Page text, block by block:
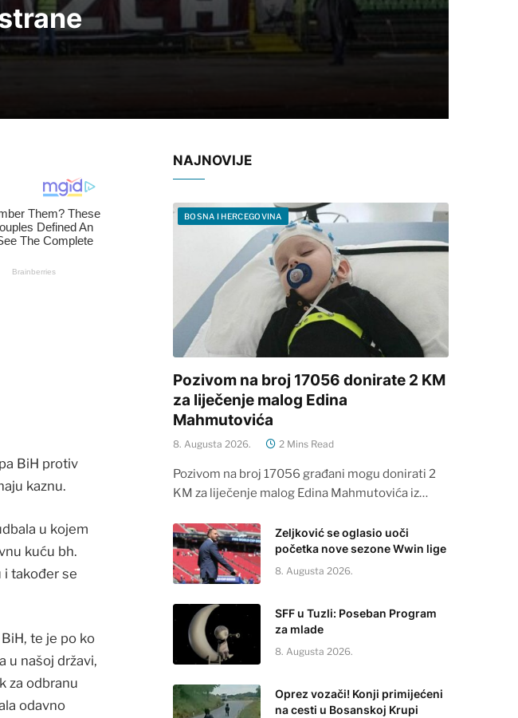
BiH protiv
kaznu.
u kojem
kuću bh.
i također se
te je po ko
u našoj državi,
za odbranu
odavno
NAJNOVIJE
BOSNA I HERCEGOVINA
Pozivom na broj 17056 donirate 2 KM
za liječenje malog Edina
Mahmutovića
8. Augusta 2026. 2 Mins Read
Pozivom na broj 17056 građani mogu donirati 2
KM za liječenje malog Edina Mahmutovića iz…
Zeljković se oglasio uoči
početka nove sezone Wwin lige
8. Augusta 2026.
SFF u Tuzli: Poseban Program
za mlade
8. Augusta 2026.
Oprez vozači! Konji primijećeni
na cesti u Bosanskoj Krupi